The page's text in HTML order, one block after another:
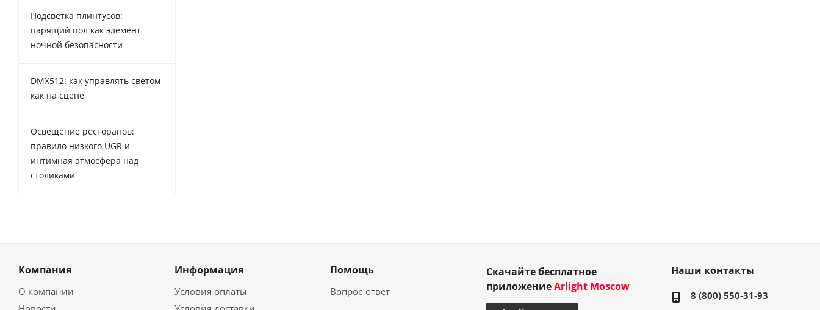
Подсветка плинтусов:
парящий пол как элемент
ночной безопасности
DMX512: как управлять светом
как на сцене
Освещение ресторанов:
правило низкого UGR и
интимная атмосфера над
столиками
Компания
О компании
Информация
Условия оплаты
Помощь
Вопрос-ответ
Скачайте бесплатное
приложениеArlight Moscow
Наши контакты
8 (800) 550-31-93